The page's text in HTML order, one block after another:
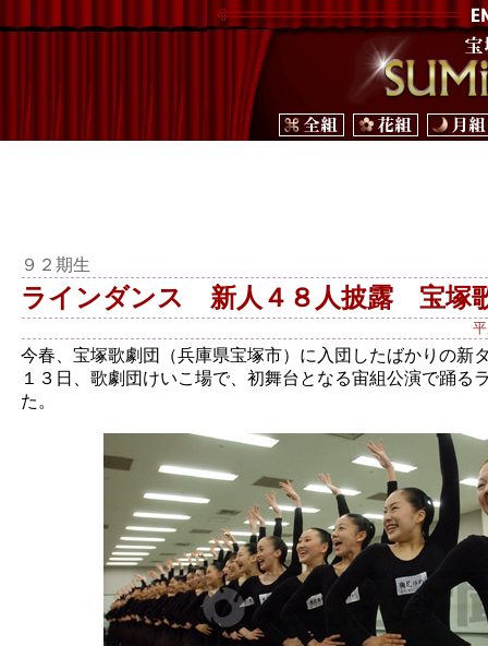
９２期生
ラインダンス 新人４８人披露 宝塚
今春、宝塚歌劇団（兵庫県宝塚市）に入団したばかりの新
１３日、歌劇団けいこ場で、初舞台となる宙組公演で踊る
た。